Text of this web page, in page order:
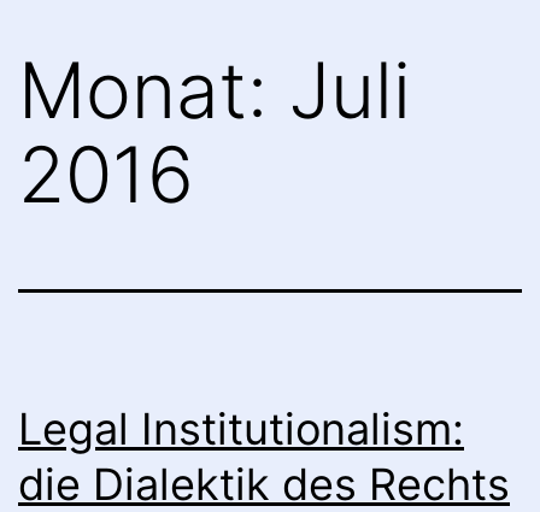
Monat: Juli
2016
Legal Institutionalism:
die Dialektik des Rechts